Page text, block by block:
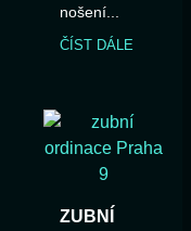
nošení...
ČÍST DÁLE
ZUBNÍ